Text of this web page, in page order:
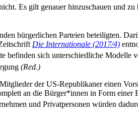
Es gilt genauer hinzuschauen und zu
bürgerlichen Parteien beteiligten.
Die Internationale (2017/4)
befinden sich unterschiedliche Modelle
(Red.)
der US-Republikaner einen
an die Bürger*innen in Form einer
und Privatpersonen würden